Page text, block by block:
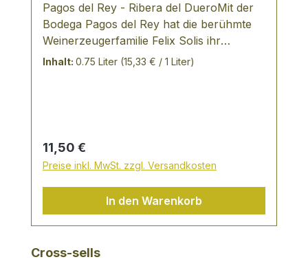
Pagos del Rey - Ribera del DueroMit der
Bodega Pagos del Rey hat die berühmte
Weinerzeugerfamilie Felix Solis ihr
Engagement auf die Region Ribera del
und das Verwaltungsgebäude als auch die
weiten, stahlgänzenden
Produktionshallen. Die große Anzahl sehr
alter Rebstöcke, die zum Besitz der
Bodega gehören - das Durchschnittsalter
liegt trotz intensiver Neuanpflanzung bei
Qualität der in den nächsten Jahren
Inhalt: 0.75 Liter (15,33 € / 1 Liter)
Regulärer Preis:
11,50 €
Preise inkl. MwSt. zzgl. Versandkosten
In den Warenkorb
Produktgalerie überspringen
Cross-sells